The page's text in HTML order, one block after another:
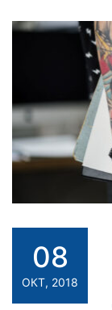
08
ОКТ, 2018